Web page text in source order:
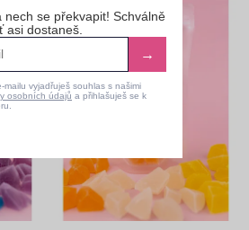
KÓD: LETO30
nech se překvapit! Schválně
asi dostaneš.
→
mailu vyjadřuješ souhlas s našimi
osobních údajů a přihlašuješ se k